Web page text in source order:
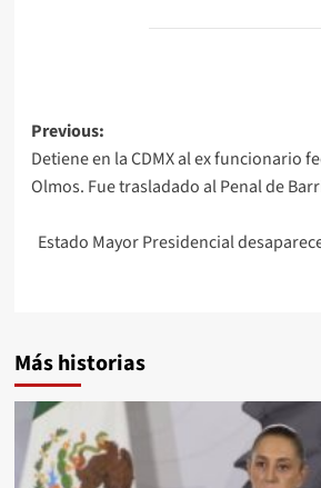
Post
navigation
Previous:
Detiene en la CDMX al ex funcionario
Olmos. Fue trasladado al Penal de
Estado Mayor Presidencial
Más historias